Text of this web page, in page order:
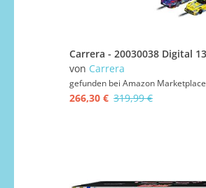
von Carrera
gefunden bei Amazon Marketplace
266,30 € 319,99 €